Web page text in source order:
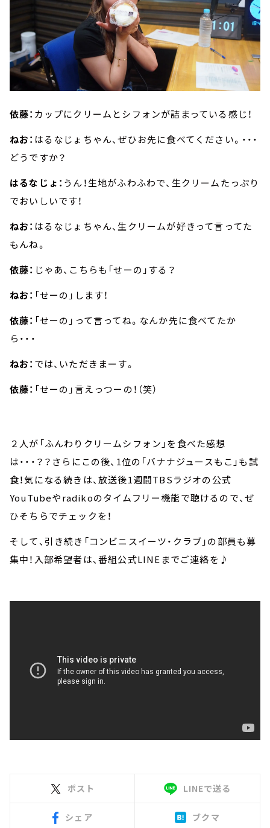
依藤： カップにクリームとシフォンが詰まっている感じ！
ねお： はるなじょちゃん、ぜひお先に食べてください。・・・
どうですか？
はるなじょ： うん！生地がふわふわで、生クリームたっぷり
でおいしいです！
ねお： はるなじょちゃん、生クリームが好きって言ってた
もんね。
依藤： じゃあ、こちらも「せーの」する？
ねお： 「せーの」します！
依藤： 「せーの」って言ってね。なんか先に食べてたか
ら・・・
ねお： では、いただきまーす。
依藤： 「せーの」言えっつーの！（笑）
２人が「ふんわりクリームシフォン」を食べた感想
は・・・？？さらにこの後、1位の「バナナジュースもこ」も試
食！気になる続きは、放送後1週間TBSラジオの公式
YouTubeやradikoのタイムフリー機能で聴けるので、ぜ
ひそちらでチェックを！
そして、引き続き「コンビニスイーツ・クラブ」の部員も募
集中！入部希望者は、番組公式LINEまでご連絡を♪
ポスト LINEで送る
シェア ブクマ